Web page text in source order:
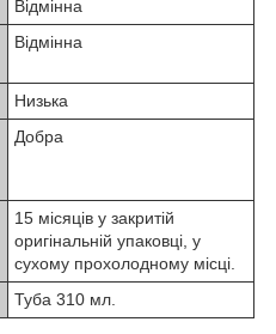
Відмінна
Відмінна
Низька
Добра
15 місяців у закритій
оригінальній упаковці, у
сухому прохолодному місці.
Туба 310 мл.